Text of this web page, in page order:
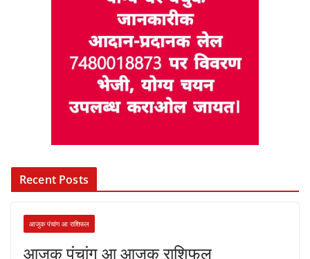
Recent Posts
आजुक पंचांग आ राशिफल
आजुक पंचांग आ आजुक राशिफल